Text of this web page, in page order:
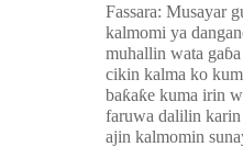
Fassara: Musayar
kalmomi ya
muhallin wata gaɓ
cikin kalma ko
baƙaƙe kuma irin
faruwa dalilin karin
ajin kalmomin